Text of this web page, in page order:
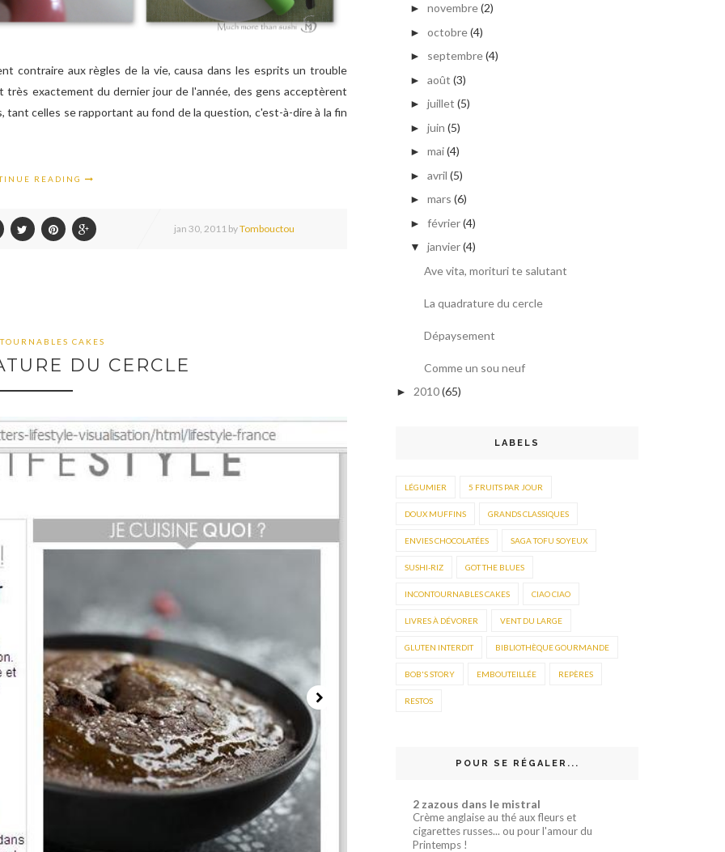
contraire aux règles de la vie, causa dans les esprits un trouble
très exactement du dernier jour de l'année, des gens acceptèrent
celles se rapportant au fond de la question, c'est-à-dire à la fin
READING
jan 30, 2011 byTombouctou
CAKES
DU CERCLE
► novembre(2)
► octobre(4)
► septembre(4)
► août (3)
► juillet (5)
► juin (5)
► mai(4)
► avril (5)
► mars (6)
► février(4)
▼ janvier(4)
Ave vita, morituri te salutant
La quadrature du cercle
Dépaysement
Comme un sou neuf
► 2010(65)
LABELS
LÉGUMIER 5 FRUITS PAR JOUR
DOUX MUFFINS GRANDS CLASSIQUES
ENVIES CHOCOLATÉES SAGA TOFU SOYEUX
SUSHI-RIZ GOT THE BLUES
INCONTOURNABLES CAKES CIAO CIAO
LIVRES À DÉVORER VENT DU LARGE
GLUTEN INTERDIT BIBLIOTHÈQUE GOURMANDE
BOB'S STORY EMBOUTEILLÉE REPÈRES
RESTOS
POUR SE RÉGALER...
2 zazous dans le mistral
Crème anglaise au thé aux fleurs et
cigarettes russes... ou pour l'amour du
Printemps !